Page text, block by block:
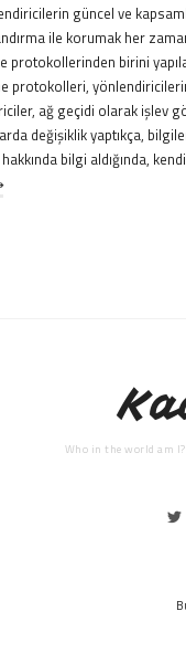
güncel ve
ile korumak her
protokollerinden birini
protokolleri,
ağ geçidi olarak işlev
değişiklik yaptıkça,
bilgi aldığında,
Who in the world am